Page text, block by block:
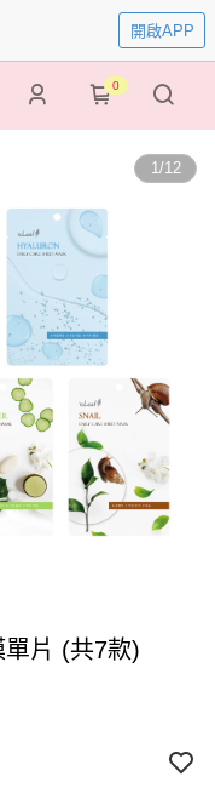
開啟APP
0
1/12
片 (共7款)